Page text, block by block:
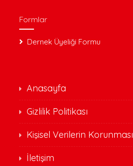
Formlar
Dernek Üyeliği Formu
Anasayfa
Gizlilik Politikası
Kişisel Verilerin Korunması
İletişim